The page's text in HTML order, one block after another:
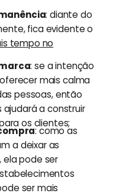
: diante do
fica evidente o
tempo no
: se a intenção
mais calma
pessoas, então
ajudará a construir
os clientes;
: como as
a deixar as
ela pode ser
ser mais